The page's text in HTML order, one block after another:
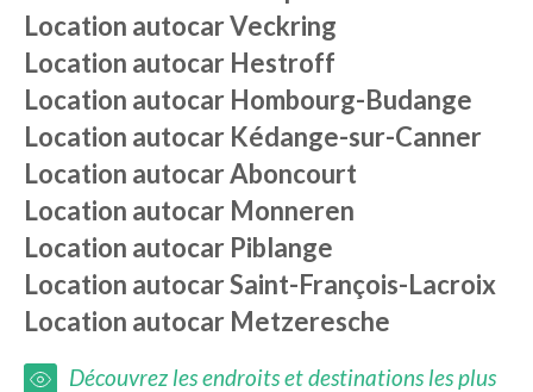
Location autocarVeckring
Location autocar Hestroff
Location autocar Hombourg-Budange
Location autocar Kédange-sur-Canner
Location autocarAboncourt
Location autocar Monneren
Location autocar Piblange
Location autocarSaint-François-Lacroix
Location autocar Metzeresche
Découvrez les endroits et destinations les plus